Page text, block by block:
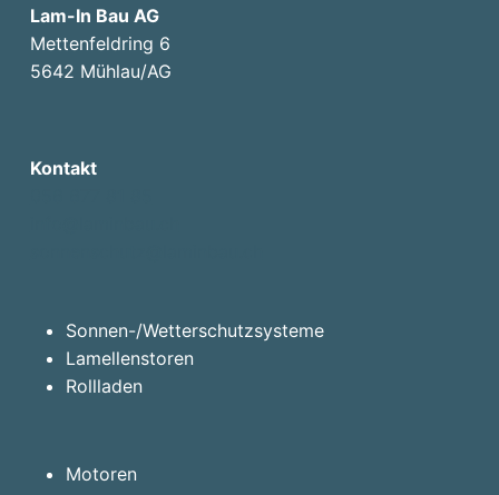
Lam-In Bau AG
Mettenfeldring 6
5642 Mühlau/AG
Kontakt
Sonnen-/Wetterschutzsysteme
Lamellenstoren
Rollladen
Motoren